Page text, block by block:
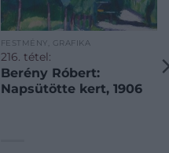
FESTMÉNY, GRAFIKA
216. tétel:
Berény Róbert:
Napsütötte kert, 1906